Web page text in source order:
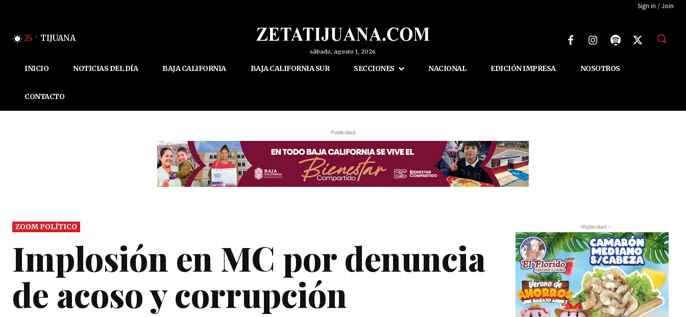
Sign in / Join
25 C TIJUANA
sábado, agosto 1, 2026
INICIO NOTICIAS DEL DÍA BAJA CALIFORNIA BAJA CALIFORNIA SUR SECCIONES NACIONAL EDICIÓN IMPRESA NOSOTROS
CONTACTO
Publicidad
ZOOM POLÍTICO
Implosión en MC por denuncia
de acoso y corrupción
-Publicidad -